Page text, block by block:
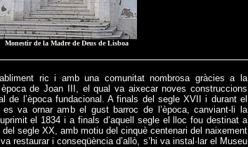
Monestir de la Madre de Deus de Lisboa
ric i amb una comunitat nombrosa gràcies a la
de Joan III, el qual va aixecar noves construccions
de l’època fundacional. A finals del segle XVII i durant el
va ornar amb el gust barroc de l’època, canviant-li la
el 1834 i a finals d’aquell segle el lloc fou destinat a
segle XX, amb motiu del cinquè centenari del naixement
restaurar i conseqüència d’allò, s’hi va instal·lar el Museu